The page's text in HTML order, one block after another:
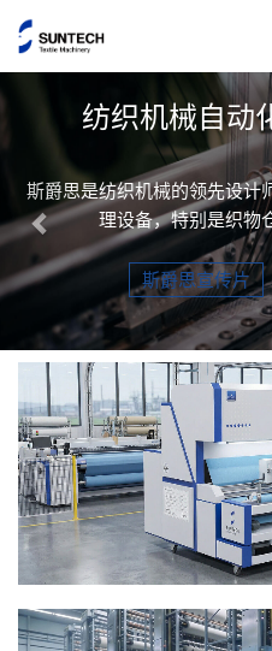
纺织机械自动
斯爵思是纺织机械的领先设计
理设备，特别是织物
斯爵思宣传片